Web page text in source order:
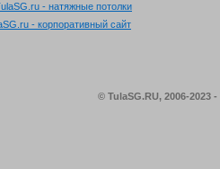
- натяжные потолки
- корпоративный сайт
© TulaSG.RU, 2006-2023